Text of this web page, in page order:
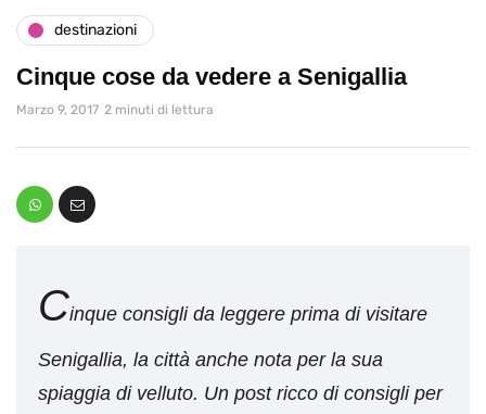
destinazioni
Cinque cose da vedere a Senigallia
Marzo 9, 2017 2 minuti di lettura
Cinque consigli da leggere prima di visitare
Senigallia, la città anche nota per la sua
spiaggia di velluto. Un post ricco di consigli per